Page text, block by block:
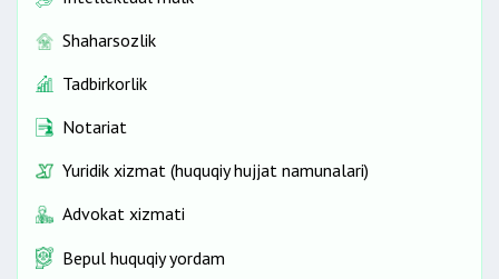
Shaharsozlik
Tadbirkorlik
Notariat
Yuridik xizmat (huquqiy hujjat namunalari)
Advokat xizmati
Bepul huquqiy yordam